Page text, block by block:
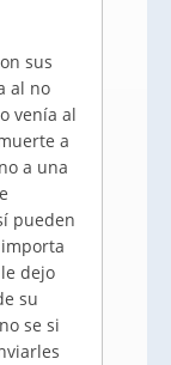
sus
al no
venía al
a
a una
pueden
dejo
su
se si